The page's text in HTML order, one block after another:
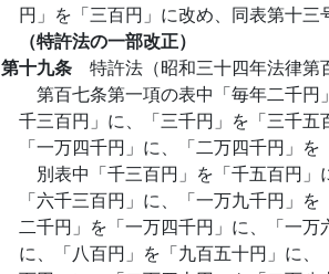
円」を「三百円」に改め、同表第十三
（特許法の一部改正）
第十九条 特許法（昭和三十四年法律第
第百七条第一項の表中「毎年二千
千三百円」に、「三千円」を「三千
「一万四千円」に、「二万四千円」を
別表中「千三百円」を「千五百円
「六千三百円」に、「一万九千円」
二千円」を「一万四千円」に、「一万
に、「八百円」を「九百五十円」に